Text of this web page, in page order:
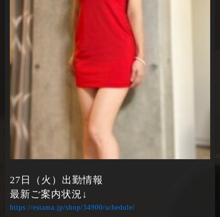
27日（火）出勤情報
最新ご案内状況↓
https://estama.jp/shop/34900/schedule/